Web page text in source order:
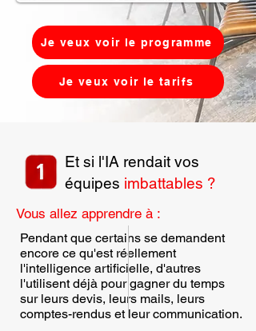
Je veux voir le programme
Je veux voir le tarifs
Et si l'IA rendait vos
équipes imbattables ?
Vous allez apprendre à :
Pendant que certains se demandent
encore ce qu'est réellement
l'intelligence artificielle, d'autres
l'utilisent déjà pour gagner du temps
sur leurs devis, leurs mails, leurs
comptes-rendus et leur communication.